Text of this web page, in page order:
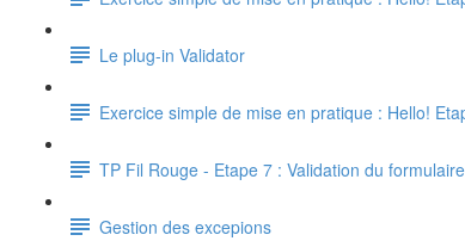
Le plug-in Validator
Exercice simple de mise en pratique : Hello!
TP Fil Rouge - Etape 7 : Validation du
Gestion des excepions